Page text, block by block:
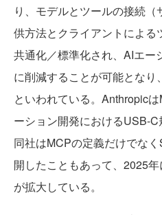
り、モデルとツールの接続
供方法とクライアントによ
共通化／標準化され、AIエー
に削減することが可能となり
といわれている。Anthropic
ーション開発におけるUSB-C
同社はMCPの定義だけでな
開したこともあって、2025
が拡大している。